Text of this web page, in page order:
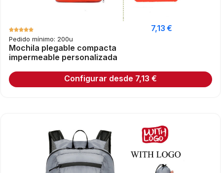
Pedido mínimo: 200u
Mochila plegable compacta
impermeable personalizada
7,13€
Configurar desde 7,13 €